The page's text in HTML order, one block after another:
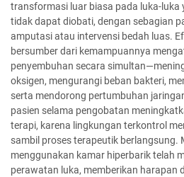
transformasi luar biasa pada luka-luka
tidak dapat diobati, dengan sebagian
amputasi atau intervensi bedah luas.
bersumber dari kemampuannya
penyembuhan secara
oksigen, mengurangi beban bakteri,
serta mendorong pertumbuhan
pasien selama pengobatan
terapi, karena lingkungan terkontrol
sambil proses terapeutik berlangsung.
menggunakan kamar hiperbarik telah
perawatan luka, memberikan harapan